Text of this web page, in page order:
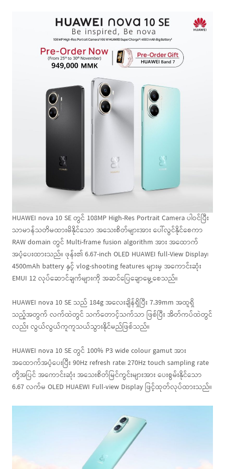
HUAWEI nova 10 SE တွင် 108MP High-Res Portrait Camera ပါဝင်ပြီး
သာမာန်သတိမထားမိနိုင်သော အသေးစိတ်များအား ပေါ်လွင်နိုင်စေကာ
RAW domain တွင် Multi-frame fusion algorithm အား အထောက်
အပံ့ပေးထားသည်။ ဖုန်း၏ 6.67-inch OLED HUAWEI full-View Display၊
4500mAh battery နှင့် vlog-shooting features များမှ အကောင်းဆုံး
EMUI 12 လုပ်ဆောင်ချက်များကို အဆင်ပြေချောမွေ့စေသည်။
HUAWEI nova 10 SE သည် 184g အလေးချိန်ရှိပြီး 7.39mm အထူရှိ
သည့်အတွက် လက်ထဲတွင် သက်တောင့်သက်သာ ဖြစ်ပြီး အိတ်ကပ်ထဲတွင်
လည်း လွယ်လွယ်ကူကူသယ်သွားနိုင်မည်ဖြစ်သည်။
HUAWEI nova 10 SE တွင် 100% P3 wide colour gamut အား
အထောက်အပံ့ပေးပြီး 90Hz refresh rate၊ 270Hz touch sampling rate
တို့အပြင် အကောင်းဆုံး အသေးစိတ်မြင်ကွင်းများအား ပေးစွမ်းနိုင်သော
6.67 လက်မ OLED HUAEWI Full-view Display ဖြင့်ထုတ်လုပ်ထားသည်။